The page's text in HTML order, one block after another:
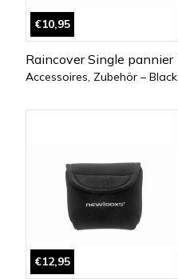
€10,95
Raincover Single pannier
Accessoires, Zubehör – Black
€12,95